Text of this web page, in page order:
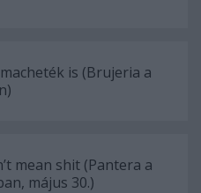
is (Brujeria a
mean shit (Pantera a
május 30.)